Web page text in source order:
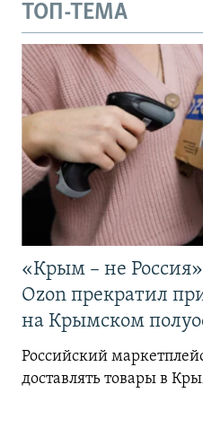
ТОП-ТЕМА
«Крым – не
Ozon прекратил
на Крымском
Российский
доставлять товары в